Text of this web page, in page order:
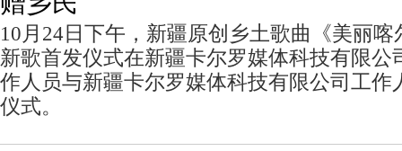
10月24日下午，新疆原创乡土歌曲《美丽
新歌首发仪式在新疆卡尔罗媒体科技有限公
作人员与新疆卡尔罗媒体科技有限公司工作
仪式。